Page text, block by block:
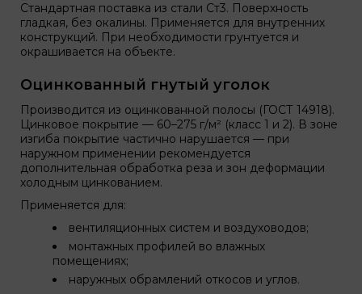
Стандартная поставка из стали Ст3. Поверхность
гладкая, без окалины. Применяется для внутренних
конструкций. При необходимости грунтуется и
окрашивается на объекте.
Оцинкованный гнутый уголок
Производится из оцинкованной полосы (ГОСТ 14918).
Цинковое покрытие — 60–275 г/м² (класс 1 и 2). В зоне
изгиба покрытие частично нарушается — при
наружном применении рекомендуется
дополнительная обработка реза и зон деформации
холодным цинкованием.
Применяется для:
вентиляционных систем и воздуховодов;
монтажных профилей во влажных
помещениях;
наружных обрамлений откосов и углов.